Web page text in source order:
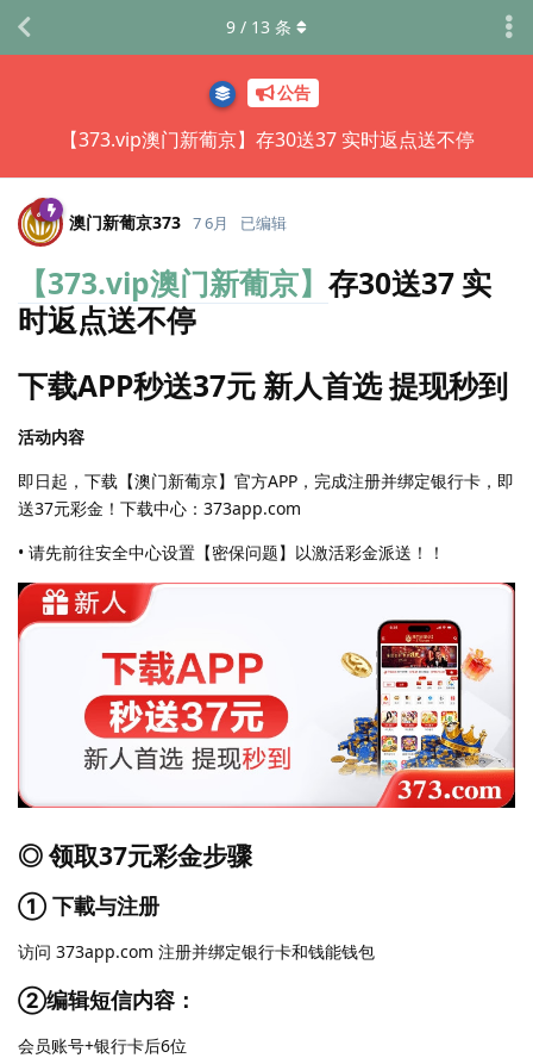
公告
【373.vip澳门新葡京】存30送37 实时返点送不停
9 / 13 条
澳门新葡京373 7 6月 已编辑
【373.vip澳门新葡京】 存30送37 实
时返点送不停
下载APP秒送37元 新人首选 提现秒到
活动内容
即日起，下载【澳门新葡京】官方APP，完成注册并绑定银行卡，即
送37元彩金！下载中心：373app.com
• 请先前往安全中心设置【密保问题】以激活彩金派送！！
◎ 领取37元彩金步骤
① 下載与注册
访问 373app.com 注册并绑定银行卡和钱能钱包
②编辑短信内容：
会员账号+银行卡后6位